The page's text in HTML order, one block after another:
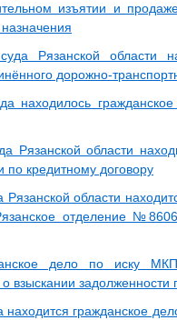
изъятии и
назначения
Рязанской области
дорожно-
находилось
Рязанской области
кредитному договору
Рязанской области
отделение
дело по иску
взыскании
находится гражданское